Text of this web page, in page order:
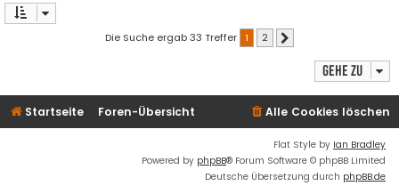
Die Suche ergab 33 Treffer 1 2
Gehe zu
Startseite Foren-Übersicht Alle Cookies löschen
Flat Style by Ian Bradley
Powered by phpBB® Forum Software © phpBB Limited
Deutsche Übersetzung durch phpBB.de